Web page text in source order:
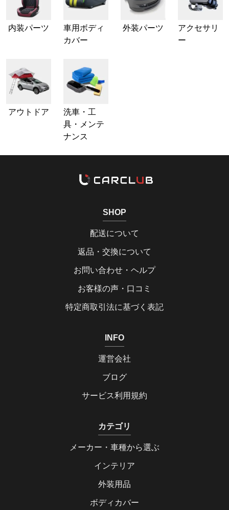
内装パーツ
車用ボディ
カバー
外装パーツ
アクセサリ
ー
アウトドア
洗車・工
具・メンテ
ナンス
SHOP
配送について
返品・交換について
お問い合わせ・ヘルプ
お客様の声・口コミ
特定商取引法に基づく表記
INFO
運営会社
ブログ
サービス利用規約
カテゴリ
メーカー・車種から選ぶ
インテリア
外装用品
ボディカバー